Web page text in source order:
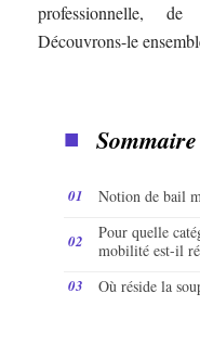
professionnelle,
Découvrons-le
Sommaire
Notion de bail
Pour quelle
mobilité est-il
Où réside la